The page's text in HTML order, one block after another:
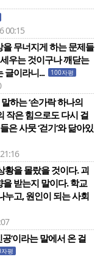
00:15
무너지게 하는 문제들
우는 것이구나 깨닫는
글이라니...
100자평
하는 ‘손가락 하나의
작은 힘으로도 다시 걸
은 사뭇 ‘걷기‘와 닮아있
황을 몰랐을 것이다. 괴
받는지 말이다. 학교
누고, 원인이 되는 사회
’이라는 말에서 온 걸
평